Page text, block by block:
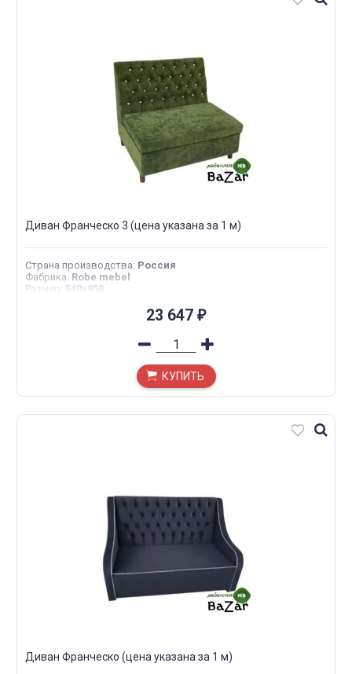
Диван Франческо 3 (цена указана за 1 м)
Страна производства: Россия
Фабрика: Robe mebel
Размер : 540х950
23 647 ₽
КУПИТЬ
Диван Франческо (цена указана за 1 м)